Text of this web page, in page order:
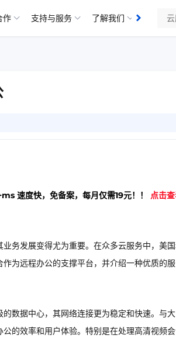
作 支持与服务 了解我们
知识库
速度快，免备案，每月仅需19元！！ 点击
务发展变得尤为重要。在众多云服务中，美
为远程办公的支撑平台，并介绍一种优质的
数据中心，其网络连接更为稳定和快速。与
的效率和用户体验。特别是在处理高清视频